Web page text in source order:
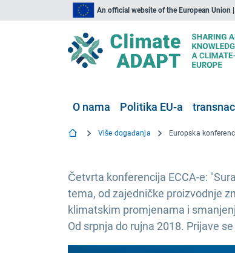
An official website of the European Union
O nama Politika EU-a
Više događanja
Četvrta konferencija ECCA-e:
tema, od zajedničke proizvodnje
klimatskim promjenama i
Od srpnja do rujna 2018. Prijave